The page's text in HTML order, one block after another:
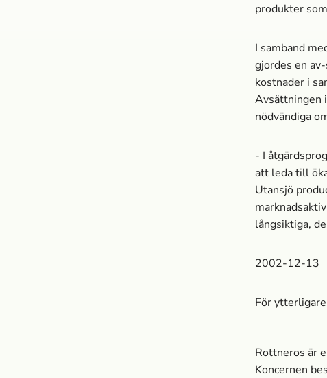
produkter
I samband
gjordes en
kostnader i
Avsättningen
nödvändiga
- I
att leda till
Utansjö
långsiktiga,
2002-12-13
För
Rottneros är
Koncernen